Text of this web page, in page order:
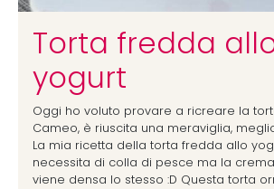
Torta fredda
yogurt
Oggi ho voluto provare a ricreare la
Cameo, è riuscita una meraviglia,
La mia ricetta della torta fredda allo
necessita di colla di pesce ma la
viene densa lo stesso :D Questa torta